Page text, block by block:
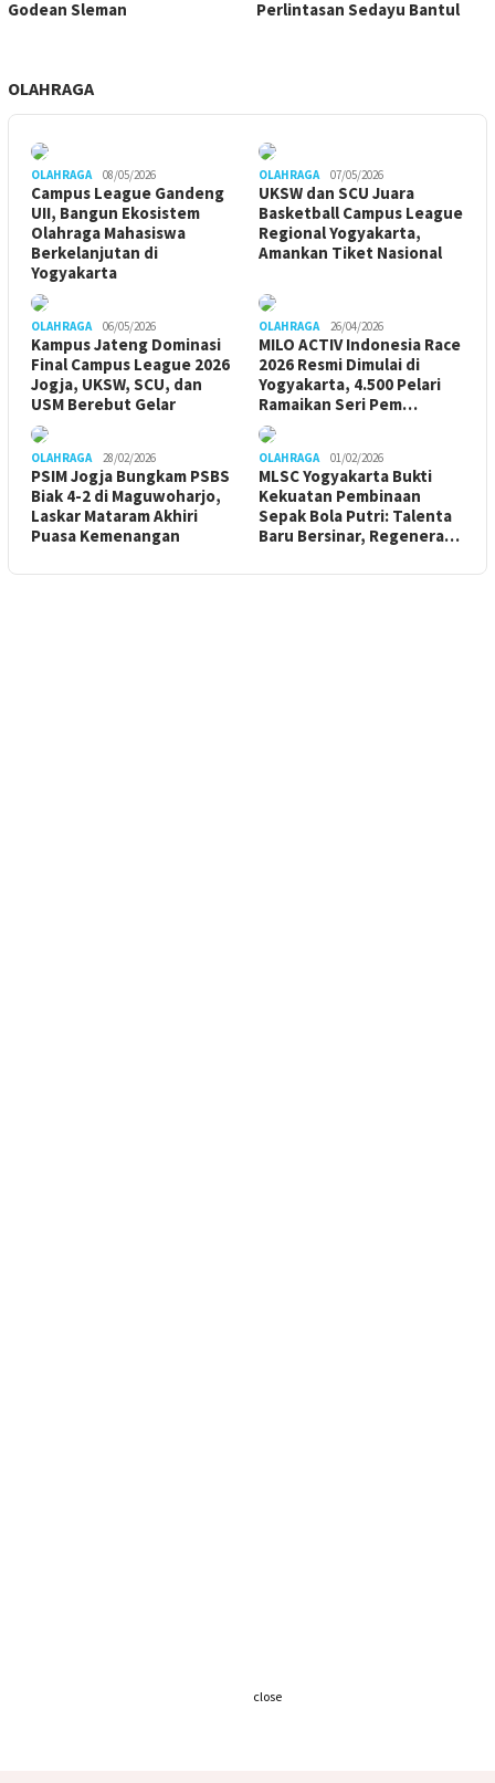
Godean Sleman
Perlintasan Sedayu Bantul
OLAHRAGA
OLAHRAGA 08/05/2026
Campus League Gandeng
UII, Bangun Ekosistem
Olahraga Mahasiswa
Berkelanjutan di
Yogyakarta
OLAHRAGA 07/05/2026
UKSW dan SCU Juara
Basketball Campus League
Regional Yogyakarta,
Amankan Tiket Nasional
OLAHRAGA 06/05/2026
Kampus Jateng Dominasi
Final Campus League 2026
Jogja, UKSW, SCU, dan
USM Berebut Gelar
OLAHRAGA 26/04/2026
MILO ACTIV Indonesia Race
2026 Resmi Dimulai di
Yogyakarta, 4.500 Pelari
Ramaikan Seri Pem…
OLAHRAGA 28/02/2026
PSIM Jogja Bungkam PSBS
Biak 4-2 di Maguwoharjo,
Laskar Mataram Akhiri
Puasa Kemenangan
OLAHRAGA 01/02/2026
MLSC Yogyakarta Bukti
Kekuatan Pembinaan
Sepak Bola Putri: Talenta
Baru Bersinar, Regenera…
close